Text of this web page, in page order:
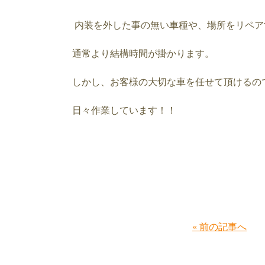
内装を外した事の無い車種や、場所をリペ
通常より結構時間が掛かります。
しかし、お客様の大切な車を任せて頂ける
日々作業しています！！
« 前の記事へ